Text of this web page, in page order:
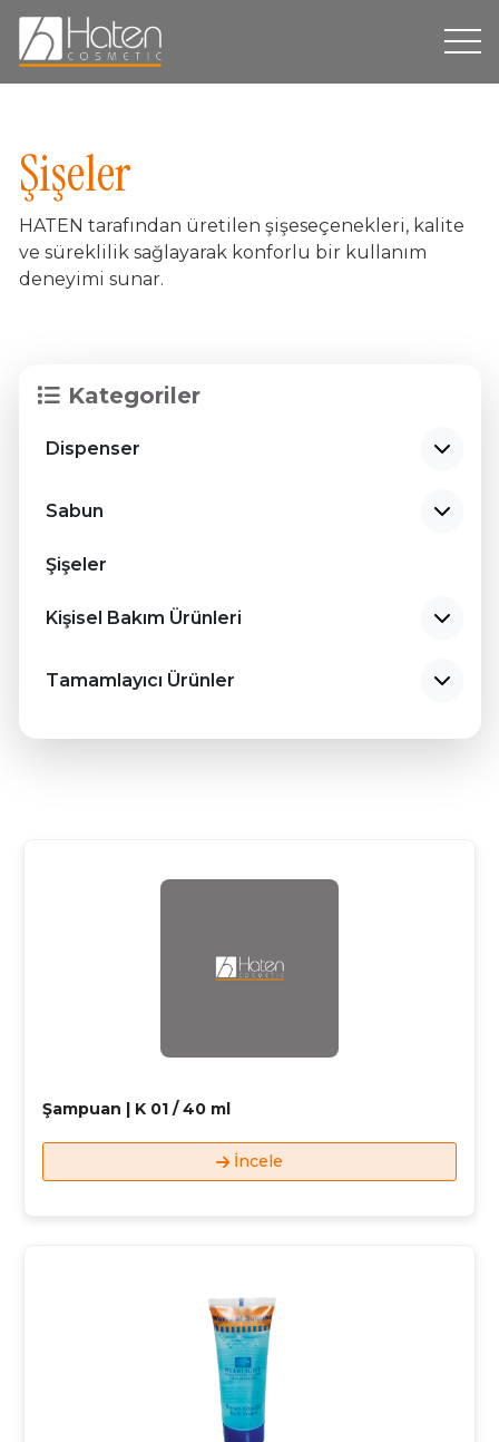
Üretim
Dispenser
Ürün Grupları
Sürdürülebilirlik
TR
EN
Şişeler
HATEN tarafından üretilen şişeseçenekleri, kalite
ve süreklilik sağlayarak konforlu bir kullanım
deneyimi sunar.
Kategoriler
Dispenser
Sabun
Şişeler
Kişisel Bakım Ürünleri
Tamamlayıcı Ürünler
Şampuan | K 01 / 40 ml
İncele